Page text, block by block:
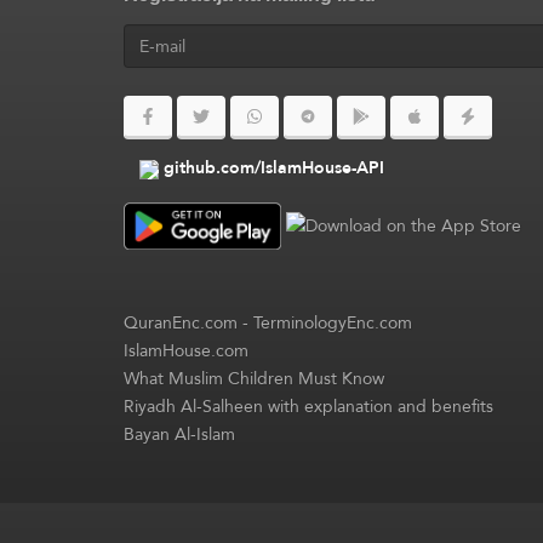
github.com/IslamHouse-API
QuranEnc.com-TerminologyEnc.com
IslamHouse.com
What Muslim Children Must Know
Riyadh Al-Salheen with explanation and benefits
Bayan Al-Islam